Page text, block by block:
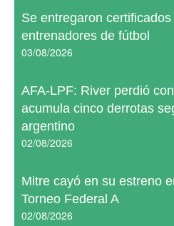
Se entregaron
entrenadores de fútbol
03/08/2026
AFA-LPF: River perdió
acumula cinco derrotas
argentino
02/08/2026
Mitre cayó en su estreno
Torneo Federal A
02/08/2026